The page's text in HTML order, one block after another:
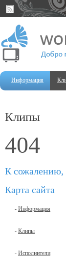
Информация
Клипы
404
К сожалению,
Карта сайта
- Информация
- Клипы
- Исполнители